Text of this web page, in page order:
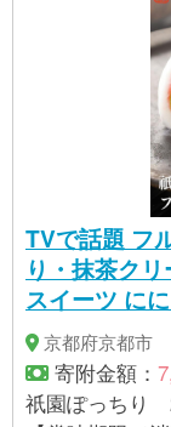
を保証するも
ざいましたら
TVで話題 フ
り・抹茶ク
スイーツ に
京都府京都市
寄附金額：
祇園ぽっちり